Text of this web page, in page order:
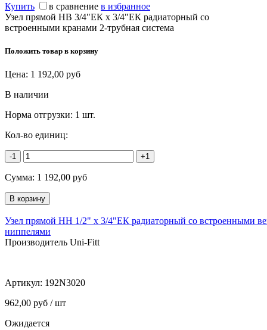
Купить в сравнение в избранное
Узел прямой НВ 3/4"ЕК х 3/4"ЕК радиаторный со
встроенными кранами 2-трубная система
Положить товар в корзину
Цена: 1 192,00 руб
В наличии
Норма отгрузки: 1 шт.
Кол-во единиц:
-1 +1
Сумма: 1 192,00 руб
Узел прямой НН 1/2" х 3/4"ЕК радиаторный со встроенными
ниппелями
Производитель Uni-Fitt
Артикул: 192N3020
962,00 руб / шт
Ожидается